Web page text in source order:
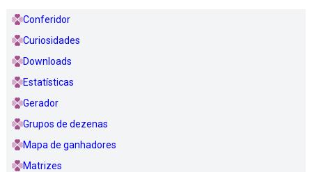
Conferidor
Curiosidades
Downloads
Estatísticas
Gerador
Grupos de dezenas
Mapa de ganhadores
Matrizes